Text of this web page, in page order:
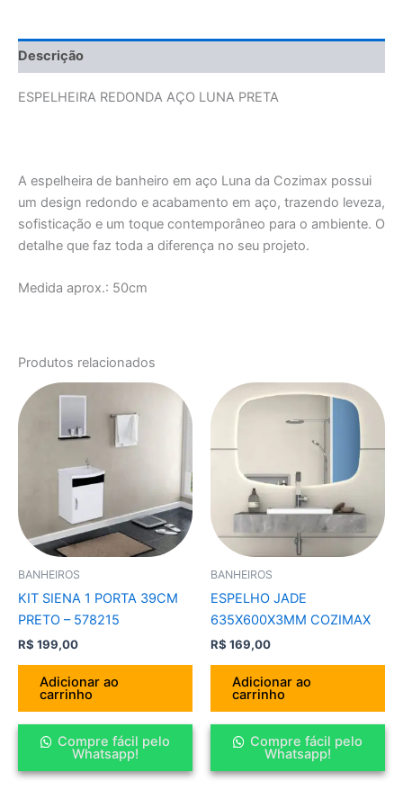
Descrição
ESPELHEIRA REDONDA AÇO LUNA PRETA
A espelheira de banheiro em aço Luna da Cozimax possui
um design redondo e acabamento em aço, trazendo leveza,
sofisticação e um toque contemporâneo para o ambiente. O
detalhe que faz toda a diferença no seu projeto.
Medida aprox.: 50cm
Produtos relacionados
BANHEIROS
KIT SIENA 1 PORTA 39CM
PRETO – 578215
R$ 199,00
Adicionar ao
carrinho
Compre fácil pelo
Whatsapp!
BANHEIROS
ESPELHO JADE
635X600X3MM COZIMAX
R$ 169,00
Adicionar ao
carrinho
Compre fácil pelo
Whatsapp!